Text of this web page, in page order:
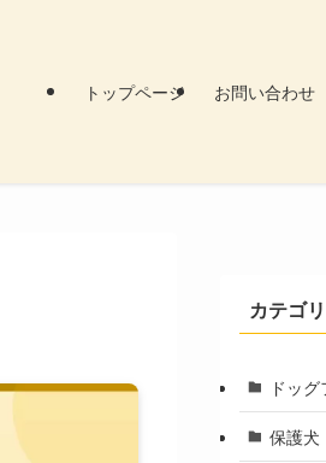
トップページ お問い合わせ
カテゴ
ドッ
保護犬